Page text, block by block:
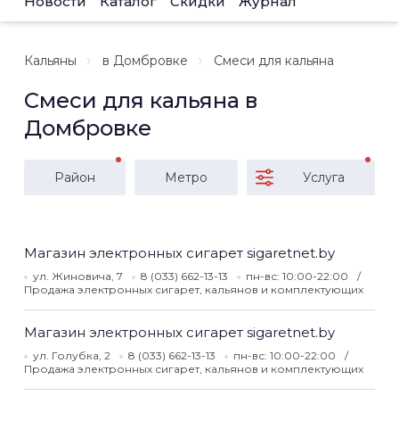
Кальяны в Домбровке Смеси для кальяна
Смеси для кальяна в
Домбровке
Район Метро Услуга
Магазин электронных сигарет sigaretnet.by
ул. Жиновича, 7 8 (033) 662-13-13
пн-вс: 10:00-22:00
Продажа электронных сигарет, кальянов и комплектующих
Магазин электронных сигарет sigaretnet.by
ул. Голубка, 2 8 (033) 662-13-13
пн-вс: 10:00-22:00
Продажа электронных сигарет, кальянов и комплектующих